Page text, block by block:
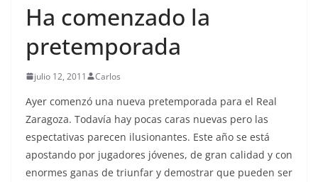
Ha comenzado la
pretemporada
julio 12, 2011 Carlos
Ayer comenzó una nueva pretemporada para el Real
Zaragoza. Todavía hay pocas caras nuevas pero las
espectativas parecen ilusionantes. Este año se está
apostando por jugadores jóvenes, de gran calidad y con
enormes ganas de triunfar y demostrar que pueden ser